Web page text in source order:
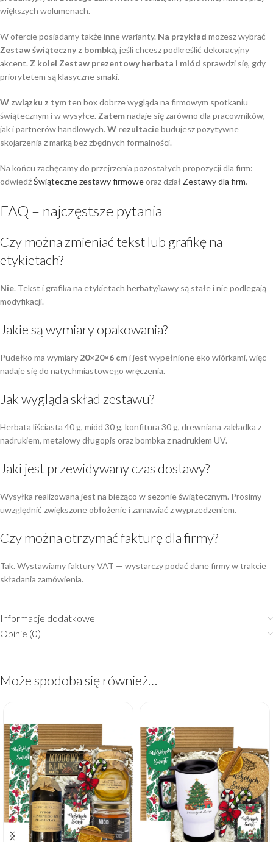
większych wolumenach.
W ofercie posiadamy także inne warianty. Na przykład możesz wybrać
Zestaw świąteczny z bombką, jeśli chcesz podkreślić dekoracyjny
akcent.Z kolei Zestaw prezentowy herbata i miód sprawdzi się, gdy
priorytetem są klasyczne smaki.
W związku z tymten box dobrze wygląda na firmowym spotkaniu
świątecznym i w wysyłce.Zatemnadaje się zarówno dla pracowników,
jak i partnerów handlowych.W rezultaciebudujesz pozytywne
skojarzenia z marką bez zbędnych formalności.
Na końcu zachęcamy do przejrzenia pozostałych propozycji dla firm:
odwiedźŚwiąteczne zestawy firmoweoraz dział Zestawy dla firm.
FAQ – najczęstsze pytania
Czy można zmieniać tekst lub grafikę na
etykietach?
Nie. Tekst i grafika na etykietach herbaty/kawy są stałe i nie podlegają
modyfikacji.
Jakie są wymiary opakowania?
Pudełko ma wymiary 20×20×6 cmi jest wypełnione eko wiórkami, więc
nadaje się do natychmiastowego wręczenia.
Jak wygląda skład zestawu?
Herbata liściasta 40 g, miód 30 g, konfitura 30 g, drewniana zakładka z
nadrukiem, metalowy długopis oraz bombka z nadrukiem UV.
Jaki jest przewidywany czas dostawy?
Wysyłka realizowana jest na bieżąco w sezonie świątecznym. Prosimy
uwzględnić zwiększone obłożenie i zamawiać z wyprzedzeniem.
Czy można otrzymać fakturę dla firmy?
Tak. Wystawiamy faktury VAT — wystarczy podać dane firmy w trakcie
składania zamówienia.
Informacje dodatkowe
Opinie (0)
Może spodoba się również…